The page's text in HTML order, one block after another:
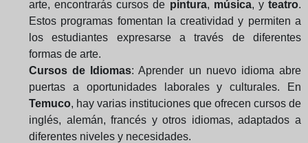
arte, encontrarás cursos de pintura, música, yteatro.
Estos programas fomentan la creatividad y permiten a
los estudiantes expresarse a través de diferentes
formas de arte.
Cursos de Idiomas: Aprender un nuevo idioma abre
puertas a oportunidades laborales y culturales. En
Temuco, hay varias instituciones que ofrecen cursos de
inglés, alemán, francés y otros idiomas, adaptados a
diferentes niveles y necesidades.